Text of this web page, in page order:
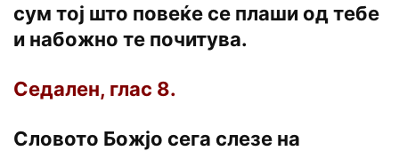
сум тој што повеќе се плаши од тебе
и набожно те почитува.
Седален, глас 8.
Словото Божјо сега слезе на